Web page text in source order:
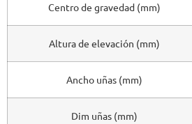
Centro de gravedad (mm)
Altura de elevación (mm)
Ancho uñas (mm)
Dim uñas (mm)